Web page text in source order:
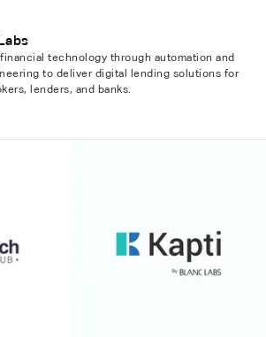
technology through automation and
to deliver digital lending solutions for
lenders, and banks.